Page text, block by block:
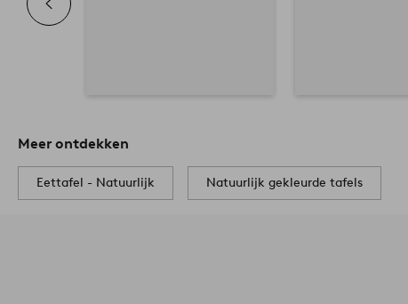
Meer ontdekken
Eettafel - Natuurlijk Natuurlijk gekleurde tafels